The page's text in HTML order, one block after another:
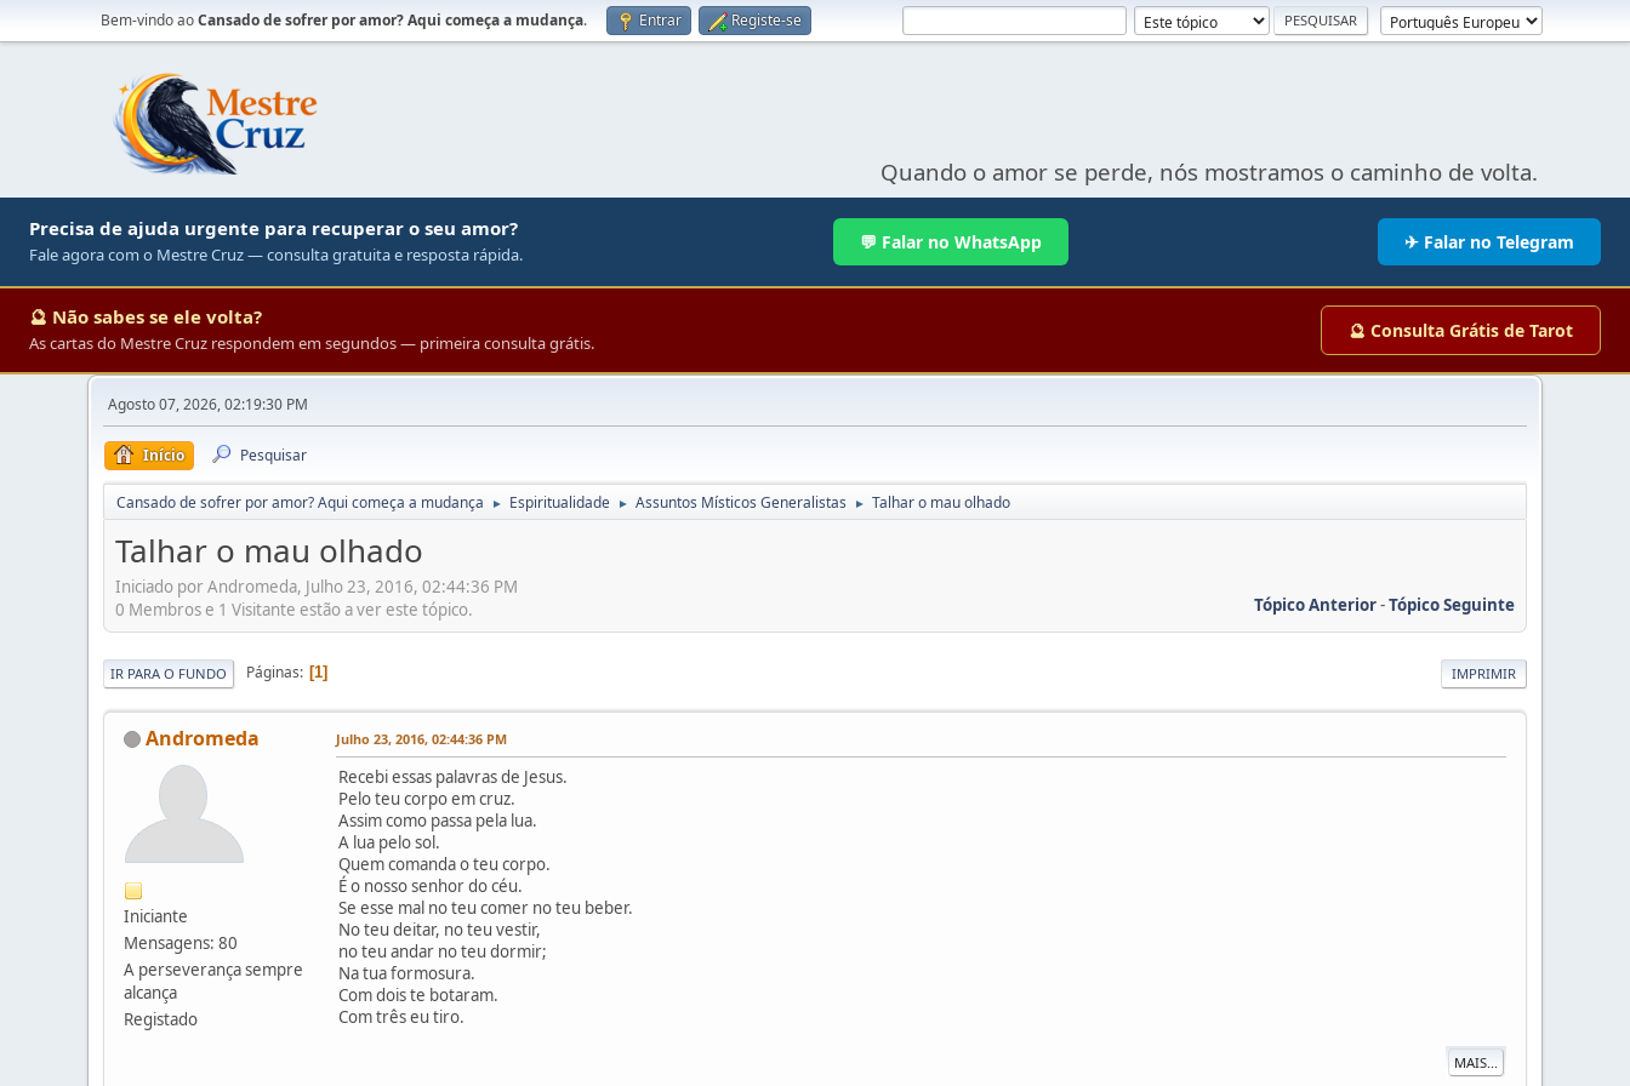
Bem-vindo aoCansado de sofrer por amor? Aqui começa a mudança. Entrar Registe-se
Quando o amor se perde, nós mostramos o caminho de volta.
Precisa de ajuda urgente para recuperar o seu amor?
Fale agora com o Mestre Cruz — consulta gratuita e resposta rápida.
💬 Falar no WhatsApp ✈ Falar no Telegram
🔮 Não sabes se ele volta?
As cartas do Mestre Cruz respondem em segundos — primeira consulta grátis.
🔮 Consulta Grátis de Tarot
Agosto 07, 2026, 02:19:30 PM
Início Pesquisar
Cansado de sofrer por amor? Aqui começa a mudança ► Espiritualidade ► Assuntos Místicos Generalistas ► Talhar o mau olhado
Talhar o mau olhado
Iniciado por Andromeda, Julho 23, 2016, 02:44:36 PM
Tópico Anterior-Tópico Seguinte
0 Membros e 1 Visitante estão a ver este tópico.
IMPRIMIR
IR PARA O FUNDO Páginas 1
Andromeda
Iniciante
Mensagens: 80
A perseverança sempre
alcança
Registado
Julho 23, 2016, 02:44:36 PM
Recebi essas palavras de Jesus.
Pelo teu corpo em cruz.
Assim como passa pela lua.
A lua pelo sol.
Quem comanda o teu corpo.
É o nosso senhor do céu.
Se esse mal no teu comer no teu beber.
No teu deitar, no teu vestir,
no teu andar no teu dormir;
Na tua formosura.
Com dois te botaram.
Com três eu tiro.
MAIS...